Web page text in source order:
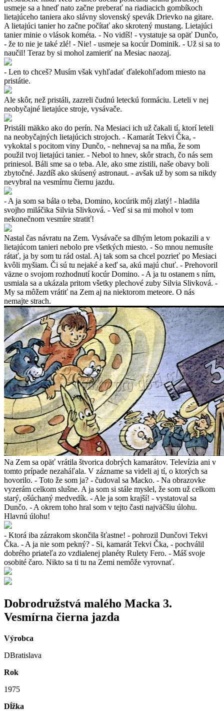
usmeje sa a hneď nato začne preberať na riadiacich gombíkoch
lietajúceho taniera ako slávny slovenský spevák Drievko na gitare.
A lietajúci tanier ho začne počítať ako skrotený mustang. Lietajúci
tanier minie o vlások kométa. - No vidíš! - vystatuje sa opäť Dunčo,
- že to nie je také zlé! - Nie! - usmeje sa kocúr Dominik. - Už si sa to
naučil! Teraz by si mohol zamieriť na Mesiac naozaj.
- Len to chceš? Musím však vyhľadať ďalekohľadom miesto na
pristátie.
Ale skôr, než pristáli, zazreli čudnú leteckú formáciu. Leteli v nej
neobyčajné lietajúce stroje, vysávače.
Pristáli mäkko ako do perín. Na Mesiaci ich už čakali tí, ktorí leteli
na neobyčajných lietajúcich strojoch. - Kamarát Tekvi Čka, -
vykoktal s pocitom viny Dunčo, - nehnevaj sa na mňa, že som
použil tvoj lietajúci tanier. - Nebol to hnev, skôr strach, čo nás sem
priniesol. Báli sme sa o teba. Ale, ako sme zistili, naše obavy boli
zbytočné. Jazdíš ako skúsený astronaut. - avšak už by som sa nikdy
nevybral na vesmírnu čiernu jazdu.
- A ja som sa bála o teba, Domino, kocúrik môj zlatý! - hladila
svojho miláčika Silvia Slivková. - Veď si sa mi mohol v tom
nekonečnom vesmíre stratiť!
Nastal čas návratu na Zem. Vysávače sa dlhým letom pokazili a v
lietajúcom tanieri nebolo pre všetkých miesto. - So mnou nemusíte
rátať, ja by som tu rád ostal. Aj tak som sa chcel pozrieť po Mesiaci
kvôli myšiam. Či sú tu nejaké a keď sa, akú majú chuť. - Prehovoril
väzne o svojom rozhodnutí kocúr Domino. - A ja tu ostanem s ním,
usmiala sa a ukázala pritom všetky plechové zuby Silvia Slivková. -
My sa môžem vrátiť na Zem aj na niektorom meteore. O nás
nemajte strach.
Na Zem sa opäť vrátila štvorica dobrých kamarátov. Televízia ani v
tomto prípade nezaháľala. V zázname sa videli aj tí, o ktorých sa
hovorilo. - Toto že som ja? - čudoval sa Macko. - Na obrazovke
vyzerám celkom slušne. A ja som si stále myslel, že som už celkom
starý, ošúchaný medvedík. - Ale ja som krajší! - vystatoval sa
Dunčo. - A okrem toho hral som v tejto časti najväčšiu úlohu.
Hlavnú úlohu!
- Ktorá iba zázrakom skončila šťastne! - pohrozil Dunčovi Tekvi
Čka. - A ja nie som pekný? - Si, kamarát Tekvi Čka, - pochválil
dobrého priateľa zo vzdialenej planéty Rulety Fero. - Máš svoje
osobité čaro. Nikto sa ti tu na Zemi nemôže vyrovnať.
Dobrodružstvá malého Macka 3.
Vesmírna čierna jazda
Výrobca
DBratislava
Rok
1975
Dĺžka